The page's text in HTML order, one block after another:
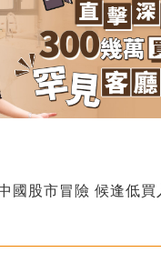
國股市冒險 候逢低買